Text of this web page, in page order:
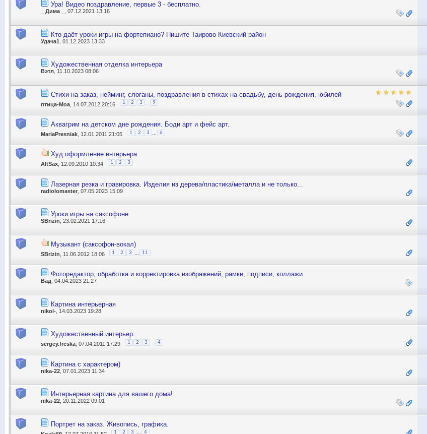
Ура! Видео поздравление, первые 3 - бесплатно.
_ Дима _ , 07.12.2021 13:16
Кто даёт уроки игры на фортепиано? Пишите Таирово Киевский район
Удача1 , 01.12.2023 13:33
Художественная отделка интерьера
Вэтл , 11.10.2023 08:06
Стихи на заказ, нейминг, слоганы, поздравления в стихах на свадьбу, день рождения, юбилей
птица-Моа , 14.07.2012 20:16 1 2 3 9
Аквагрим на детском дне рождения. Боди арт и фейс арт.
MariaPresniak , 12.01.2011 21:05 1 2 3 6
Худ.оформление интерьера
AltSax , 12.09.2010 10:34 1 2 3
Лазерная резка и гравировка. Изделия из дерева/пластика/металла и не только...
radiolomaster , 07.05.2023 15:09
Уроки игры на саксофоне
SBrizin , 23.02.2021 17:16
Музыкант (саксофон-вокал)
SBrizin , 11.06.2012 18:06 1 2 3 11
Фоторедактор, обработка и корректировка изображений, рамки, подписи, коллажи
Вад , 04.04.2023 21:27
Картина интерьерная
nikol- , 14.03.2023 19:28
Художественный интерьер.
sergey.freska , 07.04.2011 17:29 1 2 3 4
Картина с характером)
nika-22 , 07.01.2023 11:34
Интерьерная картина для вашего дома!
nika-22 , 20.11.2022 09:01
Портрет на заказ. Живопись, графика.
1 2 3 ... 4